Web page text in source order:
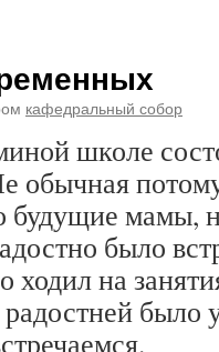
кафедральный собор
школе
обычная
будущие
было
ходил на
было